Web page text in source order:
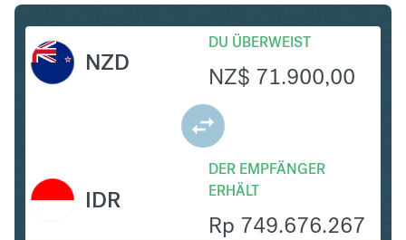
NZD
DU ÜBERWEIST
NZ$ 71.900,00
DER EMPFÄNGER
ERHÄLT
Rp 749.676.267
IDR